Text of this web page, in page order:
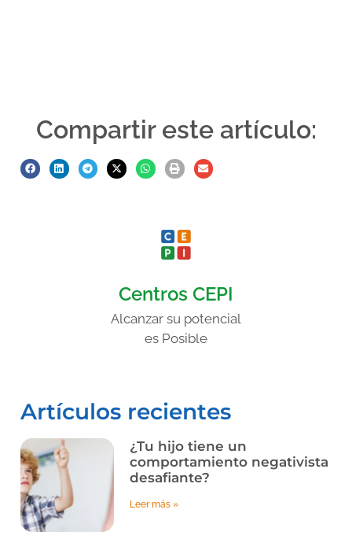
Compartir este artículo:
Centros CEPI
Alcanzar su potencial
es Posible
Artículos recientes
¿Tu hijo tiene un
comportamiento negativista
desafiante?
Leer más »